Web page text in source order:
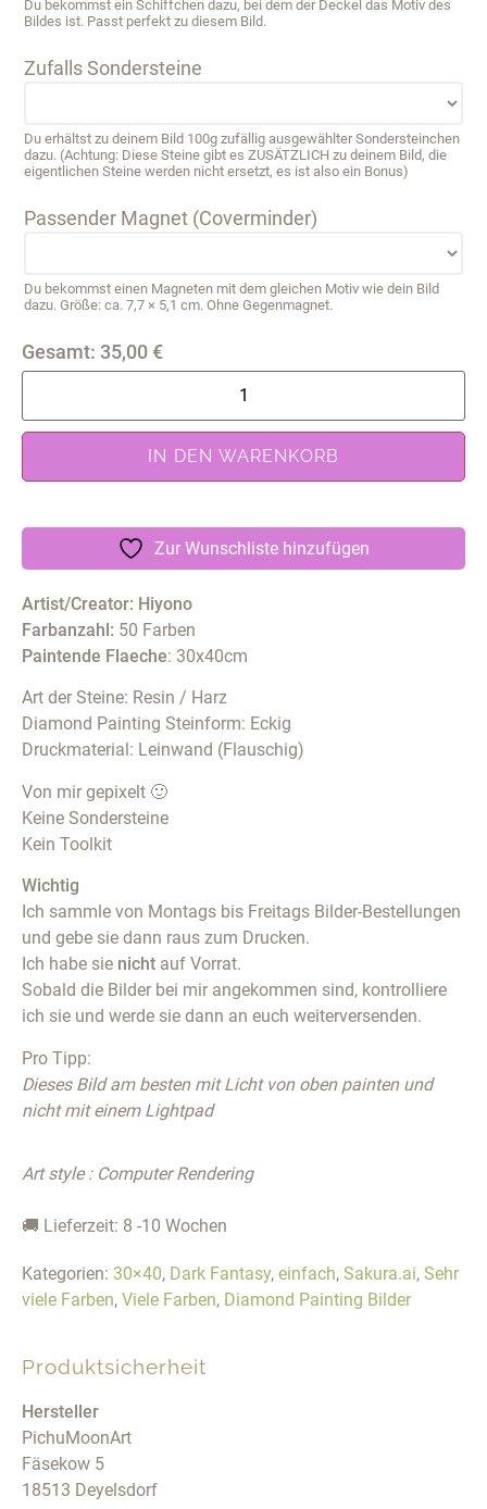
Du bekommst ein Schiffchen dazu, bei dem der Deckel das Motiv des
Bildes ist. Passt perfekt zu diesem Bild.
Zufalls Sondersteine
Du erhältst zu deinem Bild 100g zufällig ausgewählter Sondersteinchen
dazu. (Achtung: Diese Steine gibt es ZUSÄTZLICH zu deinem Bild, die
eigentlichen Steine werden nicht ersetzt, es ist also ein Bonus)
Passender Magnet (Coverminder)
Du bekommst einen Magneten mit dem gleichen Motiv wie dein Bild
dazu. Größe: ca. 7,7 × 5,1 cm. Ohne Gegenmagnet.
Gesamt: 35,00 €
IN DEN WARENKORB
Zur Wunschliste hinzufügen
Artist/Creator: Hiyono
Farbanzahl: 50 Farben
Paintende Flaeche: 30x40cm
Art der Steine: Resin / Harz
Diamond Painting Steinform: Eckig
Druckmaterial: Leinwand (Flauschig)
Von mir gepixelt 🙂
Keine Sondersteine
Kein Toolkit
Wichtig
Ich sammle von Montags bis Freitags Bilder-Bestellungen
und gebe sie dann raus zum Drucken.
Ich habe sie nicht auf Vorrat.
Sobald die Bilder bei mir angekommen sind, kontrolliere
ich sie und werde sie dann an euch weiterversenden.
Pro Tipp:
Dieses Bild am besten mit Licht von oben painten und
nicht mit einem Lightpad
Art style : Computer Rendering
🚚 Lieferzeit: 8 -10 Wochen
Kategorien: 30×40, Dark Fantasy, einfach, Sakura.ai, Sehr
viele Farben, Viele Farben, Diamond Painting Bilder
Produktsicherheit
Hersteller
PichuMoonArt
Fäsekow 5
18513 Deyelsdorf